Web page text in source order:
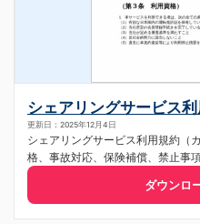
シェアリングサービス
更新日：2025年12月4日
シェアリングサービス利用規約（
格、事故対応、保険補償、禁止事
ダウンロ